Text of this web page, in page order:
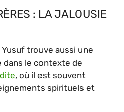
: LA JALOUSIE
trouve aussi une
dans le contexte de
, où il est souvent
spirituels et